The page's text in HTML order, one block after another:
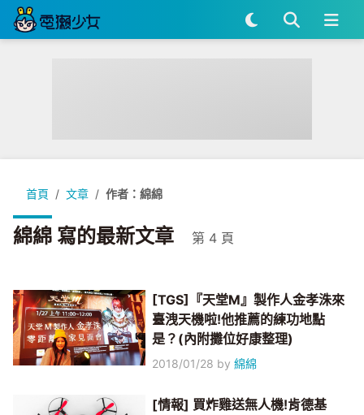
首頁 文章 作者：綿綿
綿綿 寫的最新文章 第 4 頁
[TGS]『天堂M』製作人金孝洙來
臺洩天機啦!他推薦的練功地點
是？(內附攤位好康整理)
2018/01/28 by綿綿
[情報] 買炸雞送無人機!肯德基